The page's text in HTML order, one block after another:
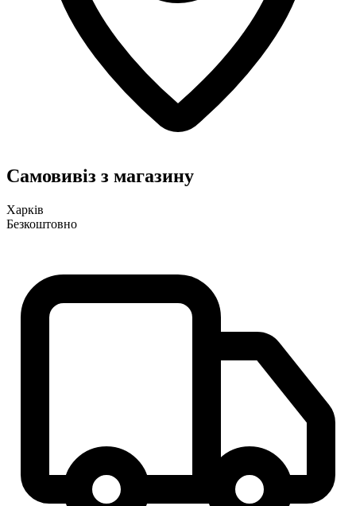
Самовивіз з магазину
Харків
Безкоштовно